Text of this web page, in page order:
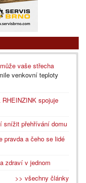
vaše střecha
venkovní teploty
spojuje
snížit přehřívání domu
pravda a čeho se lidé
zdraví v jednom
>> všechny články